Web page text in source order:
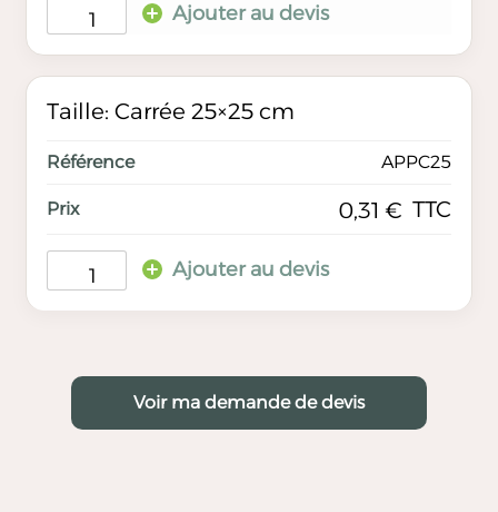
Ajouter au devis
Taille: Carrée 25×25 cm
APPC25
0,31 € TTC
Ajouter au devis
Voir ma demande de devis